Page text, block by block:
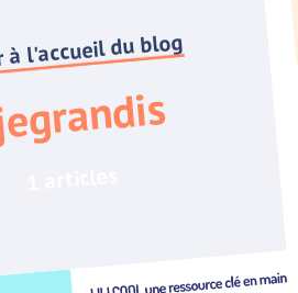
à l'accueil du blog